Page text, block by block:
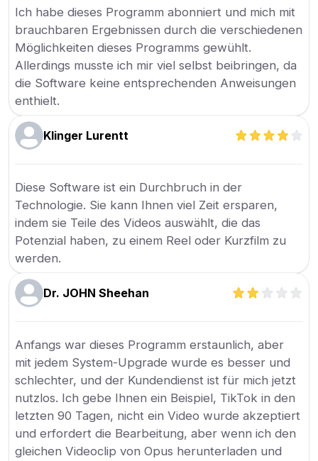
Ich habe dieses Programm abonniert und mich mit
brauchbaren Ergebnissen durch die verschiedenen
Möglichkeiten dieses Programms gewühlt.
Allerdings musste ich mir viel selbst beibringen, da
die Software keine entsprechenden Anweisungen
enthielt.
Klinger Lurentt
Diese Software ist ein Durchbruch in der
Technologie. Sie kann Ihnen viel Zeit ersparen,
indem sie Teile des Videos auswählt, die das
Potenzial haben, zu einem Reel oder Kurzfilm zu
werden.
Dr. JOHN Sheehan
Anfangs war dieses Programm erstaunlich, aber
mit jedem System-Upgrade wurde es besser und
schlechter, und der Kundendienst ist für mich jetzt
nutzlos. Ich gebe Ihnen ein Beispiel, TikTok in den
letzten 90 Tagen, nicht ein Video wurde akzeptiert
und erfordert die Bearbeitung, aber wenn ich den
gleichen Videoclip von Opus herunterladen und